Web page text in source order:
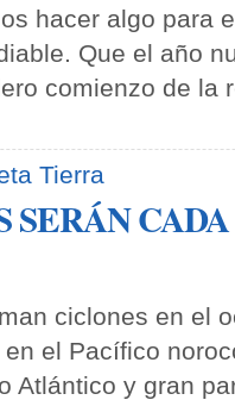
hacer algo para
Que el año
comienzo de la
Tierra
SERÁN
ciclones en el
el Pacífico
Atlántico y gran